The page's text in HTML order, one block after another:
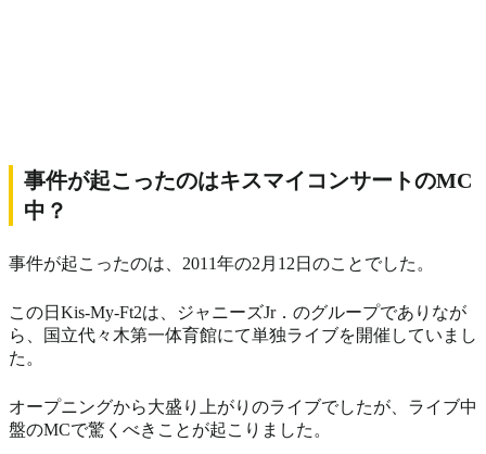
事件が起こったのはキスマイコンサートのMC
中？
事件が起こったのは、2011年の2月12日のことでした。
この日Kis-My-Ft2は、ジャニーズJr．のグループでありなが
ら、国立代々木第一体育館にて単独ライブを開催していまし
た。
オープニングから大盛り上がりのライブでしたが、ライブ中
盤のMCで驚くべきことが起こりました。